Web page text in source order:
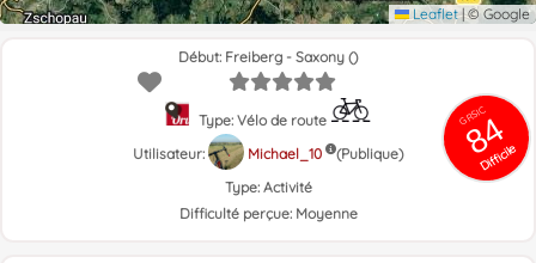
Leaflet |© Google
GRSIC
84
Difficile
Début: Freiberg - Saxony ()
Type: Vélo de route
Utilisateur:
Michael_10
(Publique)
Type: Activité
Difficulté perçue: Moyenne